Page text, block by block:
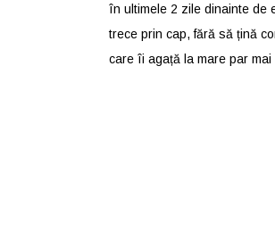
în ultimele 2 zile dinainte de
trece prin cap, fără să țină
care îi agață la mare par